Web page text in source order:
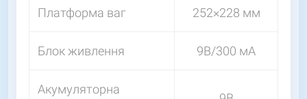
Платформа ваг 252×228 мм
Блок живлення 9В/300 мА
Акумуляторна